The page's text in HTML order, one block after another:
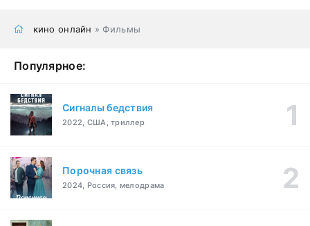
кино онлайн » Фильмы
Популярное:
Сигналы бедствия
2022, США, триллер
Порочная связь
2024, Россия, мелодрама